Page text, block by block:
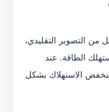
من التصوير التقليدي،
الطاقة. عند
ينخفض الاستهلاك بشكل